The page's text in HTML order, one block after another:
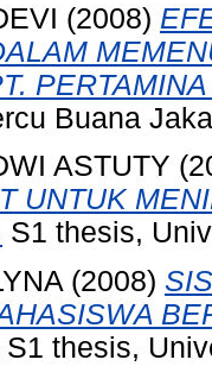
(2008)
Buana
ASTUTY
UNTUK
S1 thesis,
(2008)
S1 thesis,